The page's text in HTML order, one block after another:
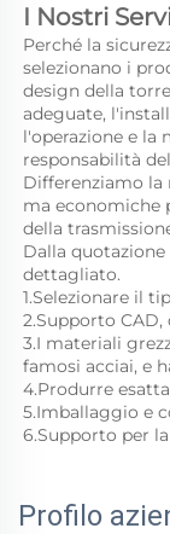
I Nostri
Perché la
selezionano i
design della
adeguate,
l'operazione e la
responsabilità
Differenziamo la
ma economiche
della
Dalla
dettagliato.
1.Selezionare il
2.Supporto
3.I materiali
famosi acciai, e
4.Produrre
5.Imballaggio e
6.Supporto per
Profilo